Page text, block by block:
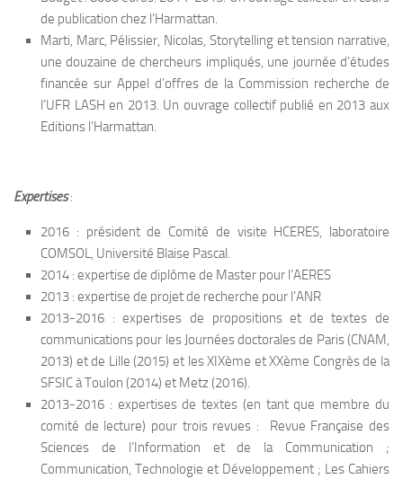
de publication chez l’Harmattan.
Marti, Marc, Pélissier, Nicolas, Storytelling et tension narrative,
une douzaine de chercheurs impliqués, une journée d’études
financée sur Appel d’offres de la Commission recherche de
l’UFR LASH en 2013. Un ouvrage collectif publié en 2013 aux
Editions l’Harmattan.
Expertises :
2016 : président de Comité de visite HCERES, laboratoire
COMSOL, Université Blaise Pascal.
2014 : expertise de diplôme de Master pour l’AERES
2013 : expertise de projet de recherche pour l’ANR
2013-2016 : expertises de propositions et de textes de
communications pour les Journées doctorales de Paris (CNAM,
2013) et de Lille (2015) et les XIXème et XXème Congrès de la
SFSIC à Toulon (2014) et Metz (2016).
2013-2016 : expertises de textes (en tant que membre du
comité de lecture) pour trois revues : Revue Française des
Sciences de l’Information et de la Communication ;
Communication, Technologie et Développement ; Les Cahiers